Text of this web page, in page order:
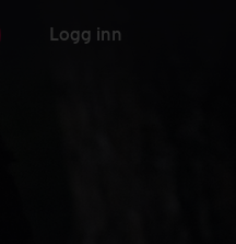
Logg inn